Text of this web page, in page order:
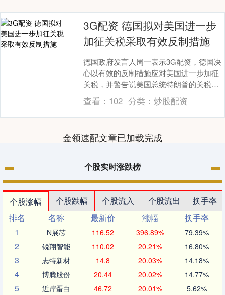
3G配资 德国拟对美国进一步
加征关税采取有效反制措施
德国政府发言人周一表示3G配资，德国决
心以有效的反制措施应对美国进一步加征
关税，并警告说美国总统特朗普的关税威
胁是不可接受的，有可能使贸易冲突升
级。 “我们决心....
查看： 102 分类： 炒股配资
金领速配文章已加载完成
个股实时涨跌榜
个股涨幅 个股跌幅 个股流入 个股流出
换手率
排名
名称 最新价 涨幅
换手率
1
N展芯 116.52 396.89% 79.39%
2 锐翔智能 110.02 20.21% 16.80%
3 志特新材 14.8 20.03% 14.18%
4 博腾股份 20.44 20.02% 14.77%
5 近岸蛋白 46.72 20.01% 5.62%